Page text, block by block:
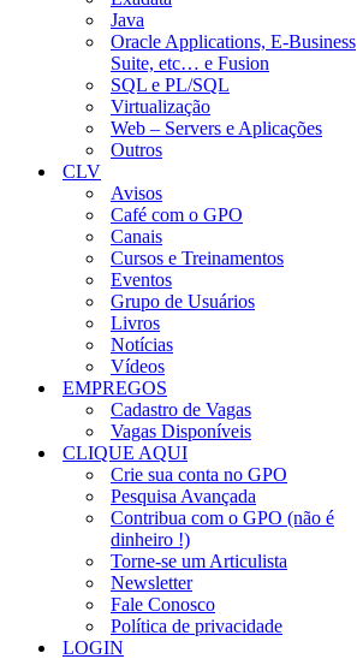
Java
Oracle Applications, E-Business
Suite, etc… e Fusion
SQL e PL/SQL
Virtualização
Web – Servers e Aplicações
Outros
CLV
Avisos
Café com o GPO
Canais
Cursos e Treinamentos
Eventos
Grupo de Usuários
Livros
Notícias
Vídeos
EMPREGOS
Cadastro de Vagas
Vagas Disponíveis
CLIQUE AQUI
Crie sua conta no GPO
Pesquisa Avançada
Contribua com o GPO (não é
dinheiro !)
Torne-se um Articulista
Newsletter
Fale Conosco
Política de privacidade
LOGIN